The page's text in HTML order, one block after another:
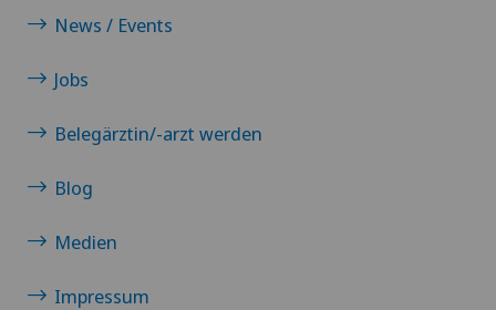
News / Events
Jobs
Belegärztin/-arzt werden
Blog
Medien
Impressum